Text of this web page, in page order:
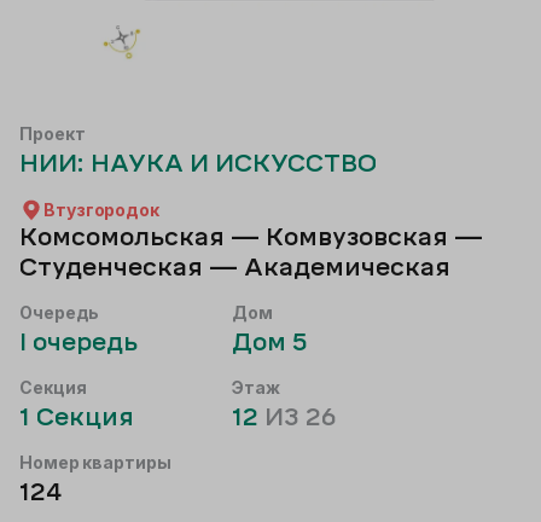
Проект
НИИ: НАУКА И ИСКУССТВО
Втузгородок
Комсомольская — Комвузовская —
Студенческая — Академическая
Очередь
I очередь
Дом
Дом 5
Секция
1 Секция
Этаж
12 ИЗ 26
Номер квартиры
124